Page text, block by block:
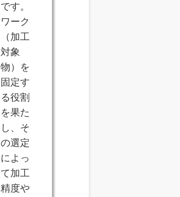
です。
ワーク
（加工
対象
物）を
固定す
る役割
を果た
し、そ
の選定
によっ
て加工
精度や